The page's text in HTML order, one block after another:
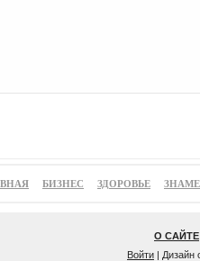
БИЗНЕС ЗДОРОВЬЕ
О САЙТЕ
Войти | Дизайн